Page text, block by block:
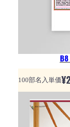
100部名入単価¥